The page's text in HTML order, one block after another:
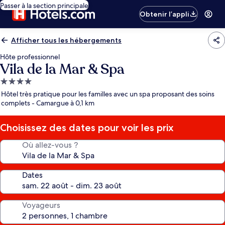
Passer à la section principale
Obtenir l’appli
Afficher tous les hébergements
Hôte professionnel
Vila de la Mar & Spa
Hébergement
4.0 étoiles
Hôtel très pratique pour les familles avec un spa proposant des soins
complets - Camargue à 0,1 km
Choisissez des dates pour voir les prix
Où allez-vous ?
Dates
Voyageurs